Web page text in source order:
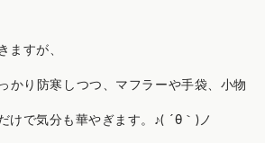
ますが、
かり防寒しつつ、マフラーや手袋、小物
けで気分も華やぎます。♪( ´θ｀)ノ